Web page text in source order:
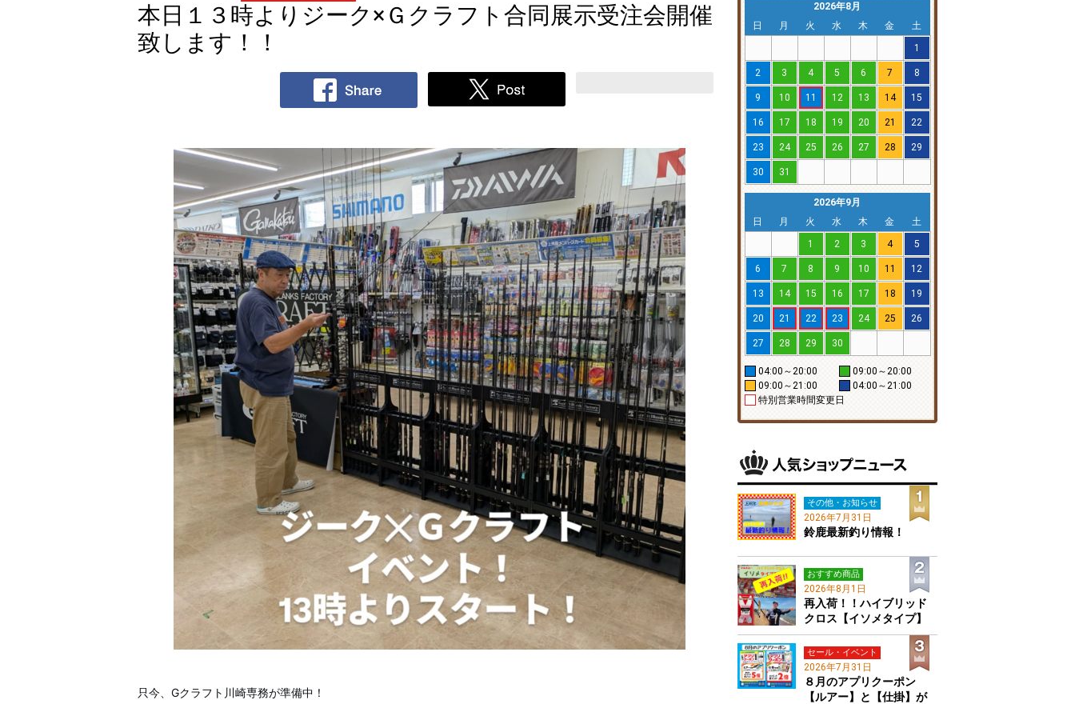
本日１３時よりジーク×Ｇクラフト合同展示受注会開催
致します！！
只今、Gクラフト川崎専務が準備中！
2026年8月
日
月 火 水 木 金
土
1
2 3 4 5 6 7 8
9 10 11 12 13 14 15
16 17 18 19 20 21 22
23 24 25 26 27 28 29
30 31
2026年9月
日
月 火 水 木 金
土
1
2 3 4 5
6 7 8 9 10 11 12
13 14 15 16 17 18 19
20 21 22 23 24 25 26
27 28 29 30
09:00～20:00
04:00～20:00
04:00～21:00
09:00～21:00
特別営業時間変更日
その他・お知らせ
2026年7月31日
鈴鹿最新釣り情報！
おすすめ商品
2026年8月1日
再入荷！！ハイブリッド
クロス【イソメタイプ】
セール・イベント
2026年7月31日
８月のアプリクーポン
【ルアー】と【仕掛】が